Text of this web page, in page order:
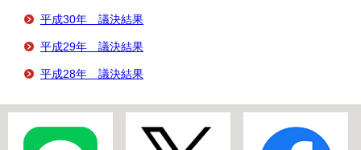
平成30年 議決結果
平成29年 議決結果
平成28年 議決結果